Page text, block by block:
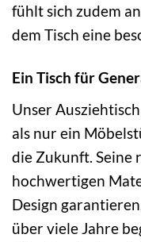
fühlt sich zudem
dem Tisch eine
Ein Tisch für
Unser
als nur ein
die Zukunft. Seine
hochwertigen
Design
über viele Jahre